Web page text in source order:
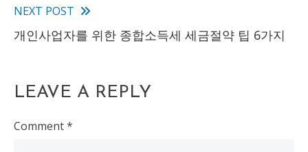
articles
NEXT POST
개인사업자를 위한 종합소득세 세금절약 팁 6가지
LEAVE A REPLY
Comment*